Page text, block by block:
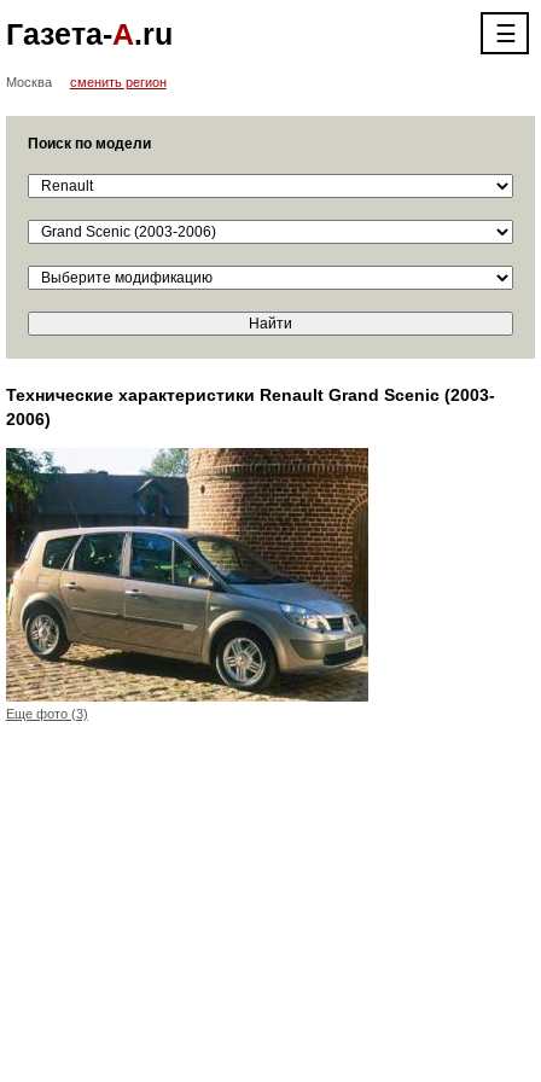
Газета-А.ru ☰
Москва сменить регион
Поиск по модели
Технические характеристики Renault Grand Scenic (2003-
2006)
Еще фото (3)